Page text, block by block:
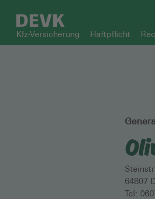
Kfz-Versicherung
Haftpflicht
64807
Tel: